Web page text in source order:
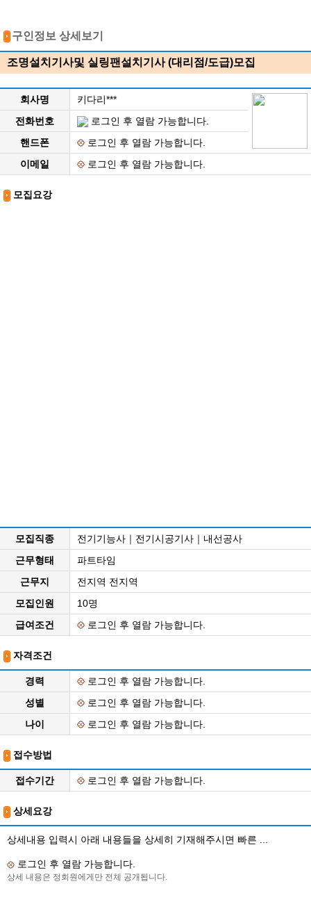
구인정보 상세보기
조명설치기사및 실링팬설치기사 (대리점/도급)모집
회사명
키다리***
전화번호
로그인 후 열람 가능합니다.
핸드폰
로그인 후 열람 가능합니다.
이메일
로그인 후 열람 가능합니다.
모집요강
모집직종
전기기능사｜전기시공기사｜내선공사
근무형태
파트타임
근무지
전지역 전지역
모집인원
10명
급여조건
로그인 후 열람 가능합니다.
자격조건
경력
로그인 후 열람 가능합니다.
성별
로그인 후 열람 가능합니다.
나이
로그인 후 열람 가능합니다.
접수방법
접수기간 로그인 후 열람 가능합니다.
상세요강
상세내용 입력시 아래 내용들을 상세히 기재해주시면 빠른 ...
로그인 후 열람 가능합니다.
상세 내용은 정회원에게만 전체 공개됩니다.